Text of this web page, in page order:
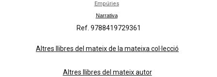
Empúries
Narrativa
Ref. 9788419729361
Altres llibres del mateix de la mateixa col·lecció
Altres llibres del mateix autor